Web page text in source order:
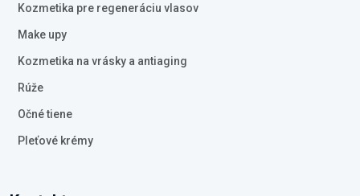
Kozmetika pre regeneráciu vlasov
Make upy
Kozmetika na vrásky a antiaging
Rúže
Očné tiene
Pleťové krémy